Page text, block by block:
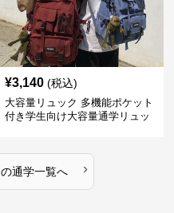
¥3,140 (税込)
大容量リュック 多機能ポケット
付き学生向け大容量通学リュッ
の通学一覧へ ›